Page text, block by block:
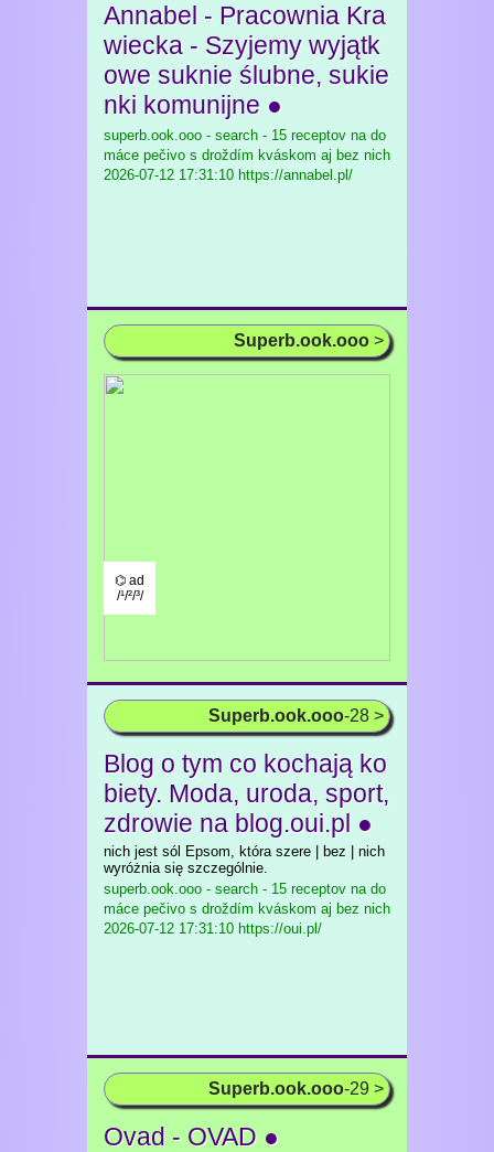
Annabel - Pracownia Kra
wiecka - Szyjemy wyjątk
owe suknie ślubne, sukie
nki komunijne ●
superb.ook.ooo - search - 15 receptov na do
máce pečivo s droždím kváskom aj bez nich
2026-07-12 17:31:10 https://annabel.pl/
Superb.ook.ooo >
⌬ ad
/¹/²/³/
Superb.ook.ooo-28 >
Blog o tym co kochają ko
biety. Moda, uroda, sport,
zdrowie na blog.oui.pl ●
nich jest sól Epsom, która szere | bez | nich
wyróżnia się szczególnie.
superb.ook.ooo - search - 15 receptov na do
máce pečivo s droždím kváskom aj bez nich
2026-07-12 17:31:10 https://oui.pl/
Superb.ook.ooo-29 >
Ovad - OVAD ●